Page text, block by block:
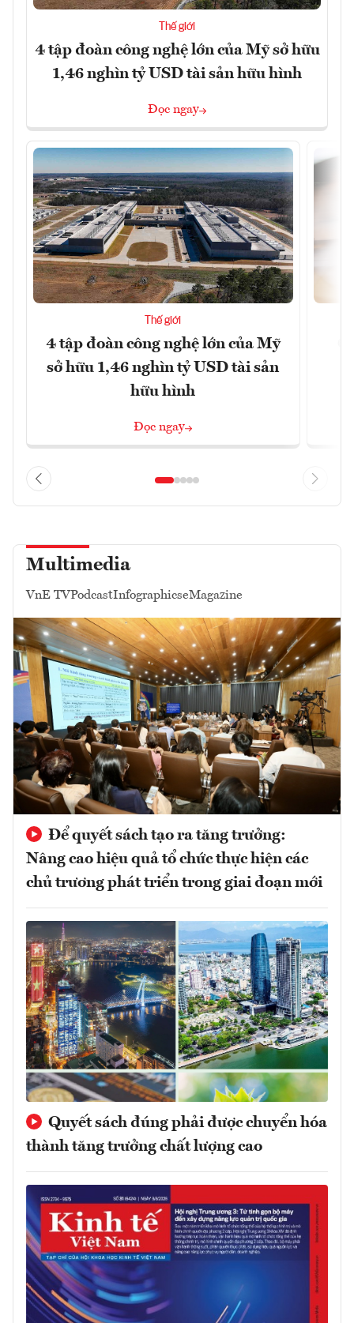
Thế giới
4 tập đoàn công nghệ lớn của Mỹ sở hữu
1,46 nghìn tỷ USD tài sản hữu hình
Đọc ngay
Thế giới
4 tập đoàn công nghệ lớn của Mỹ
sở hữu 1,46 nghìn tỷ USD tài sản
hữu hình
Đọc ngay
Multimedia
VnE TVPodcastInfographicseMagazine
Để quyết sách tạo ra tăng trưởng:
Nâng cao hiệu quả tổ chức thực hiện các
chủ trương phát triển trong giai đoạn mới
Quyết sách đúng phải được chuyển hóa
thành tăng trưởng chất lượng cao